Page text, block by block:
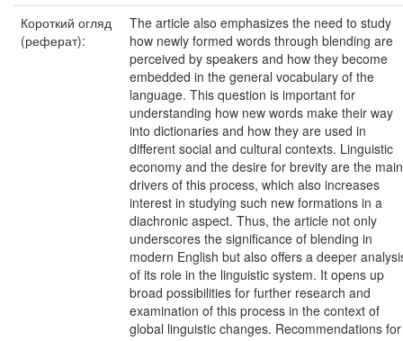
Короткий огляд
(реферат):
The article also emphasizes the need to study
how newly formed words through blending are
perceived by speakers and how they become
embedded in the general vocabulary of the
language. This question is important for
understanding how new words make their way
into dictionaries and how they are used in
different social and cultural contexts. Linguistic
economy and the desire for brevity are the main
drivers of this process, which also increases
interest in studying such new formations in a
diachronic aspect. Thus, the article not only
underscores the significance of blending in
modern English but also offers a deeper
of its role in the linguistic system. It opens up
broad possibilities for further research and
examination of this process in the context of
global linguistic changes. Recommendations for